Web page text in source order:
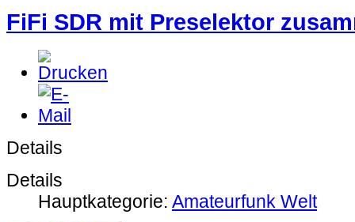
FiFi SDR mit Preselektor
Details
Details
Hauptkategorie: Amateurfunk Welt